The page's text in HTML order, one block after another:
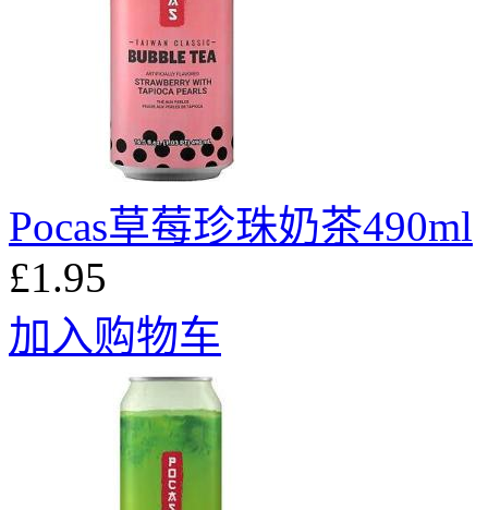
Pocas草莓珍珠奶茶490ml
£1.95
加入购物车